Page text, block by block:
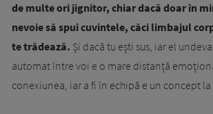
de multe ori jignitor, chiar dacă doar în
nevoie să spui cuvintele, căci limbajul
te trădează. Și dacă tu ești sus, iar el
automat între voi e o mare distanță
conexiunea, iar a fi în echipă e un concept